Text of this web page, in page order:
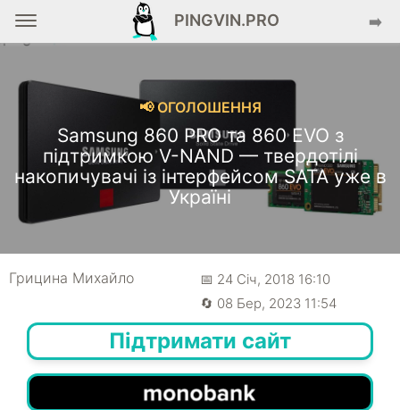
PINGVIN.PRO ➡️
📢 ОГОЛОШЕННЯ
Samsung 860 PRO та 860 EVO з
підтримкою V-NAND — твердотілі
накопичувачі із інтерфейсом SATA уже в
Україні
Грицина Михайло
📅 24 Січ, 2018 16:10
🔄 08 Бер, 2023 11:54
Підтримати сайт